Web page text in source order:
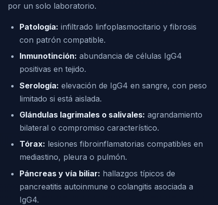
por un solo laboratorio.
Patología: infiltrado linfoplasmocitario y fibrosis
con patrón compatible.
Inmunotinción: abundancia de células IgG4
positivas en tejido.
Serología: elevación de IgG4 en sangre, con peso
limitado si está aislada.
Glándulas lagrimales o salivales: agrandamiento
bilateral o compromiso característico.
Tórax: lesiones fibroinflamatorias compatibles en
mediastino, pleura o pulmón.
Páncreas y vía biliar: hallazgos típicos de
pancreatitis autoinmune o colangitis asociada a
IgG4.